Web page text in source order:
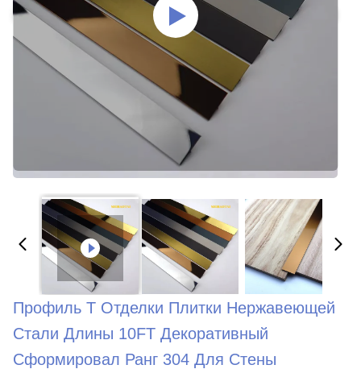
Профиль T Отделки Плитки Нержавеющей
Стали Длины 10FT Декоративный
Сформировал Ранг 304 Для Стены